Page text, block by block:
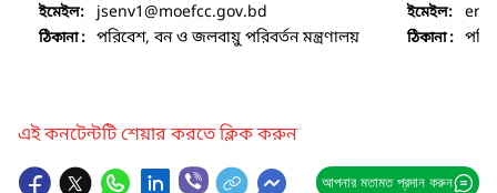
ইমেইল: jsenv1@moefcc.gov.bd
ঠিকানা : পরিবেশ, বন ও জলবায়ু পরিবর্তন মন্ত্রণালয়
ইমেইল:
ঠিকানা :
এই কনটেন্টটি শেয়ার করতে ক্লিক করুন
আপনার মতামত প্রদান করুন